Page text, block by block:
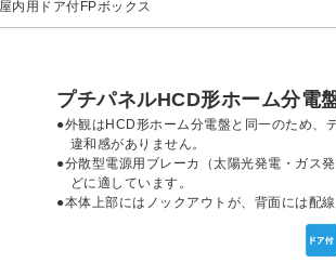
内用ドア付FPボックス
プチパネルHCD形ホーム分電
●外観はHCD形ホーム分電盤と同一のため、
違和感がありません。
●分散型電源用ブレーカ（太陽光発電・ガス
どに適しています。
●本体上部にはノックアウトが、背面には配